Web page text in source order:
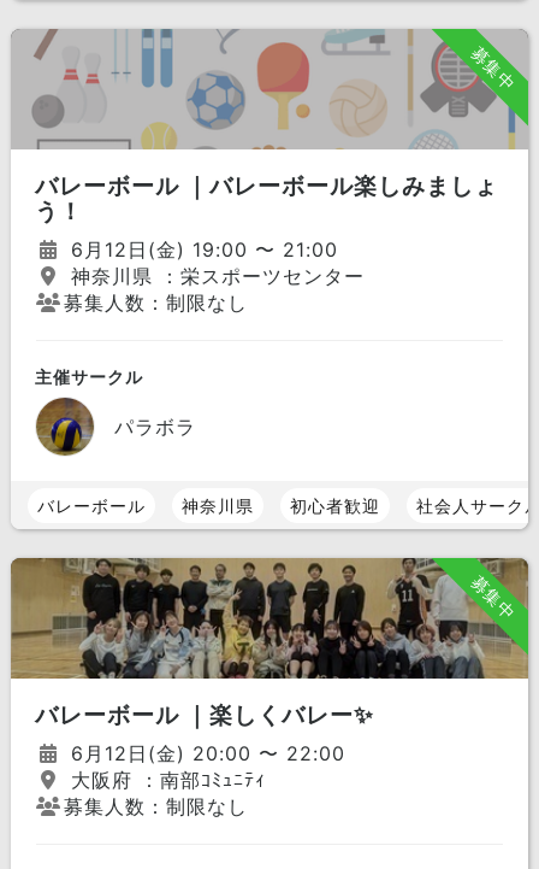
募集中
バレーボール ｜バレーボール楽しみましょ
う！
6月12日(金) 19:00 〜 21:00
神奈川県 ：栄スポーツセンター
募集人数：制限なし
主催サークル
パラボラ
バレーボール 神奈川県 初心者歓迎 社会人サーク
募集中
バレーボール ｜楽しくバレー✨
6月12日(金) 20:00 〜 22:00
大阪府 ：南部ｺﾐｭﾆﾃｨ
募集人数：制限なし